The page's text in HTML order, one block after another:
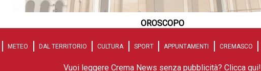
OROSCOPO
METEO DAL TERRITORIO CULTURA SPORT APPUNTAMENTI CREMASCO
Vuoi leggere Crema News senza pubblicità? Clicca qui!